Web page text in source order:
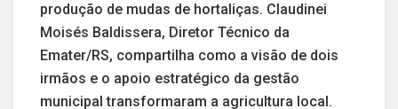
produção de mudas de hortaliças. Claudinei
Moisés Baldissera, Diretor Técnico da
Emater/RS, compartilha como a visão de dois
irmãos e o apoio estratégico da gestão
municipal transformaram a agricultura local.